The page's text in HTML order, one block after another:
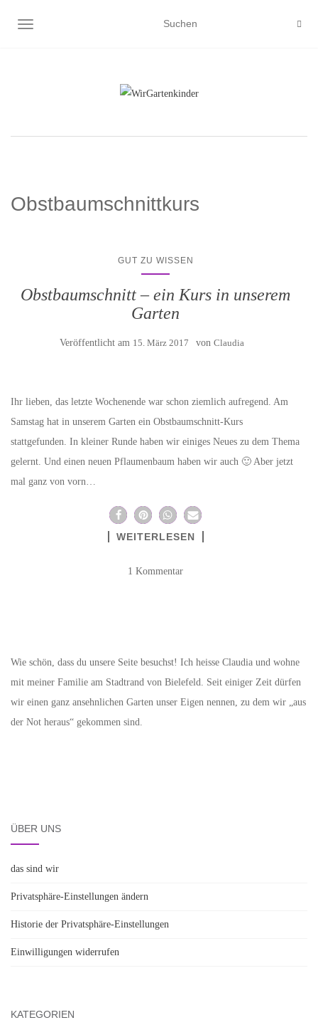
NAVIGATION UMSCHALTEN
Obstbaumschnittkurs
GUT ZU WISSEN
Obstbaumschnitt – ein Kurs in unserem
Garten
Veröffentlicht am 15. März 2017 von Claudia
Ihr lieben, das letzte Wochenende war schon ziemlich aufregend. Am
Samstag hat in unserem Garten ein Obstbaumschnitt-Kurs
stattgefunden. In kleiner Runde haben wir einiges Neues zu dem Thema
gelernt. Und einen neuen Pflaumenbaum haben wir auch 🙂 Aber jetzt
mal ganz von vorn…
WEITERLESEN
1 Kommentar
Wie schön, dass du unsere Seite besuchst! Ich heisse Claudia und wohne
mit meiner Familie am Stadtrand von Bielefeld. Seit einiger Zeit dürfen
wir einen ganz ansehnlichen Garten unser Eigen nennen, zu dem wir „aus
der Not heraus“ gekommen sind.
ÜBER UNS
das sind wir
Privatsphäre-Einstellungen ändern
Historie der Privatsphäre-Einstellungen
Einwilligungen widerrufen
KATEGORIEN